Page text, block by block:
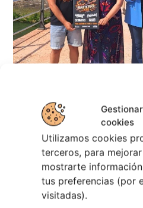
Gestionar
cookies
Utilizamos cookies
terceros, para
mostrarte
tus preferencias (por
visitadas).
Chapela
28 julio, 2026
Noticias de
Festival Noites
julio, 2026
Verano Cultural de